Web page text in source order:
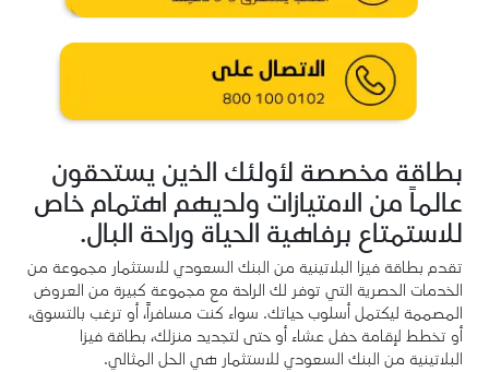
بطاقة مخصصة لأولئك الذين يستحقون
عالماً من الامتيازات ولديهم اهتمام خاص
للاستمتاع برفاهية الحياة وراحة البال.
تقدم بطاقة فيزا البلاتينية من البنك السعودي للاستثمار مجموعة من
الخدمات الحصرية التي توفر لك الراحة مع مجموعة كبيرة من العروض
المصممة ليكتمل أسلوب حياتك. سواء كنت مسافراً، أو ترغب بالتسوق،
أو تخطط لإقامة حفل عشاء أو حتى لتجديد منزلك، بطاقة فيزا
البلاتينية من البنك السعودي للاستثمار هي الحل المثالي.